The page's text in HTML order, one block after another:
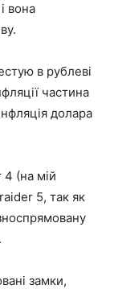
вона
в рублеві
частина
долара
(на мій
5, так як
замки,